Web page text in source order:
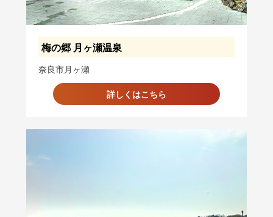
梅の郷 月ヶ瀬温泉
奈良市月ヶ瀬
詳しくはこちら